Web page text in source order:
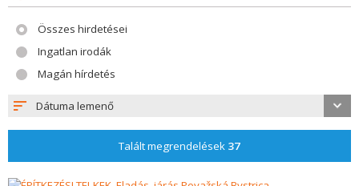
Összes hirdetései
Ingatlan irodák
Magán hírdetés
Dátuma lemenő
Talált megrendelések 37